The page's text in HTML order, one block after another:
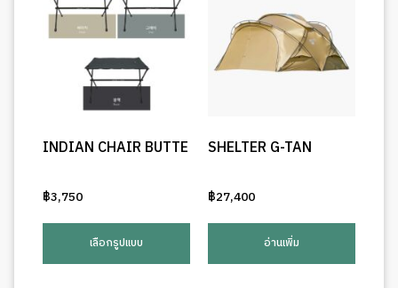
INDIAN CHAIR BUTTE
฿3,750
เลือกรูปแบบ
This
has
SHELTER G-TAN
฿27,400
อ่านเพิ่ม